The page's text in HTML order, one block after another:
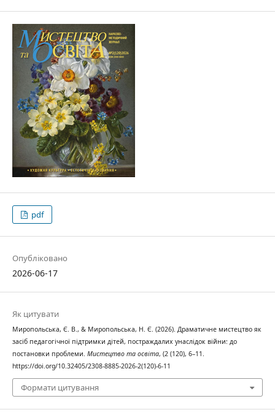
pdf
Опубліковано
2026-06-17
Як цитувати
Миропольська, Є. В., & Миропольська, Н. Є. (2026). Драматичне мистецтво як
засіб педагогічної підтримки дітей, постраждалих унаслідок війни: до
постановки проблеми. Мистецтво та освіта, (2 (120), 6–11.
https://doi.org/10.32405/2308-8885-2026-2(120)-6-11
Формати цитування